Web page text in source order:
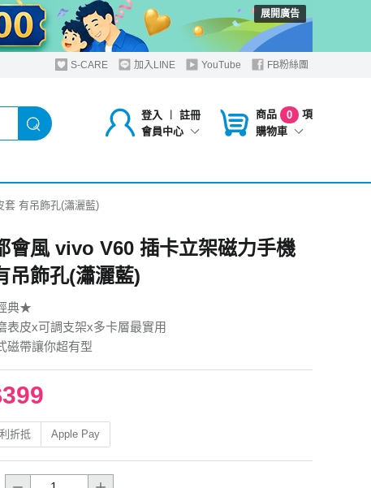
展開廣告
S-CARE 加入LINE YouTube FB粉絲團
登入 ︱
註冊
會員中心
商品 0
項
購物車
套 有吊飾孔(瀟灑藍)
會風 vivo V60 插卡立架磁力手機
吊飾孔(瀟灑藍)
典★
表皮x可調支架x多卡層最實用
磁帶讓你超有型
折抵 Apple Pay